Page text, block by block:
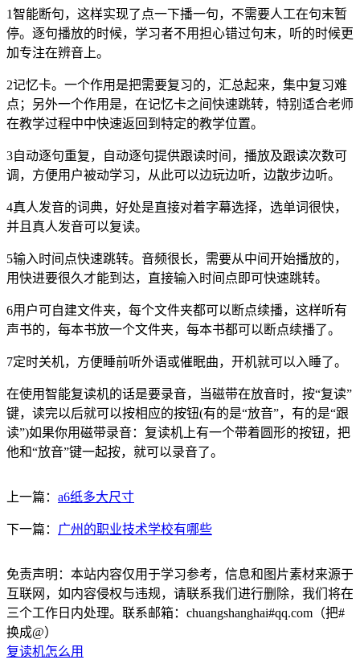
1智能断句，这样实现了点一下播一句，不需要人工在句末暂
停。逐句播放的时候，学习者不用担心错过句末，听的时候更
加专注在辨音上。
2记忆卡。一个作用是把需要复习的，汇总起来，集中复习难
点；另外一个作用是，在记忆卡之间快速跳转，特别适合老师
在教学过程中中快速返回到特定的教学位置。
3自动逐句重复，自动逐句提供跟读时间，播放及跟读次数可
调，方便用户被动学习，从此可以边玩边听，边散步边听。
4真人发音的词典，好处是直接对着字幕选择，选单词很快，
并且真人发音可以复读。
5输入时间点快速跳转。音频很长，需要从中间开始播放的，
用快进要很久才能到达，直接输入时间点即可快速跳转。
6用户可自建文件夹，每个文件夹都可以断点续播，这样听有
声书的，每本书放一个文件夹，每本书都可以断点续播了。
7定时关机，方便睡前听外语或催眠曲，开机就可以入睡了。
在使用智能复读机的话是要录音，当磁带在放音时，按“复读”
键，读完以后就可以按相应的按钮(有的是“放音”，有的是“跟
读”)如果你用磁带录音：复读机上有一个带着圆形的按钮，把
他和“放音”键一起按，就可以录音了。
上一篇： a6纸多大尺寸
下一篇： 广州的职业技术学校有哪些
免责声明：本站内容仅用于学习参考，信息和图片素材来源于
互联网，如内容侵权与违规，请联系我们进行删除，我们将在
三个工作日内处理。联系邮箱：chuangshanghai#qq.com（把#
换成@）
复读机怎么用